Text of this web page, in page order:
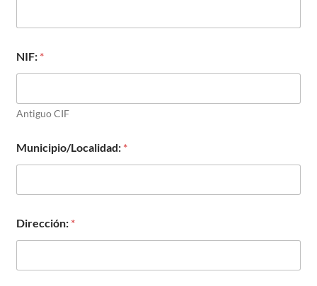
NIF: *
Antiguo CIF
Municipio/Localidad: *
Dirección: *